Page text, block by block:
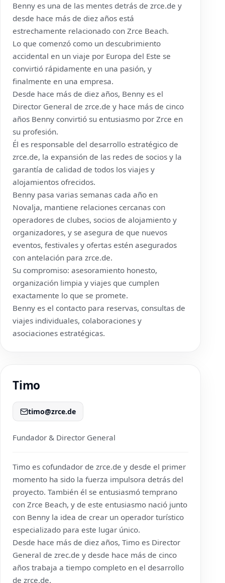
Benny es una de las mentes detrás de zrce.de y
desde hace más de diez años está
estrechamente relacionado con Zrce Beach.
Lo que comenzó como un descubrimiento
accidental en un viaje por Europa del Este se
convirtió rápidamente en una pasión, y
finalmente en una empresa.
Desde hace más de diez años, Benny es el
Director General de zrce.de y hace más de cinco
años Benny convirtió su entusiasmo por Zrce en
su profesión.
Él es responsable del desarrollo estratégico de
zrce.de, la expansión de las redes de socios y la
garantía de calidad de todos los viajes y
alojamientos ofrecidos.
Benny pasa varias semanas cada año en
Novalja, mantiene relaciones cercanas con
operadores de clubes, socios de alojamiento y
organizadores, y se asegura de que nuevos
eventos, festivales y ofertas estén asegurados
con antelación para zrce.de.
Su compromiso: asesoramiento honesto,
organización limpia y viajes que cumplen
exactamente lo que se promete.
Benny es el contacto para reservas, consultas de
viajes individuales, colaboraciones y
asociaciones estratégicas.
Timo
timo@zrce.de
Fundador & Director General
Timo es cofundador de zrce.de y desde el primer
momento ha sido la fuerza impulsora detrás del
proyecto. También él se entusiasmó temprano
con Zrce Beach, y de este entusiasmo nació junto
con Benny la idea de crear un operador turístico
especializado para este lugar único.
Desde hace más de diez años, Timo es Director
General de zrec.de y desde hace más de cinco
años trabaja a tiempo completo en el desarrollo
de zrce.de.